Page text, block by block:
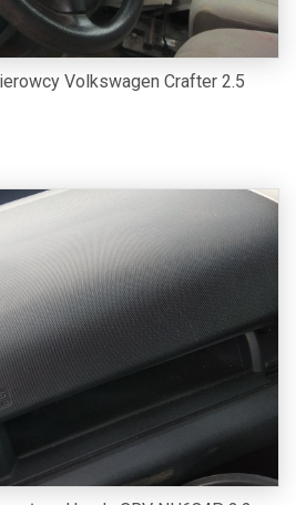
Volkswagen Crafter 2.5